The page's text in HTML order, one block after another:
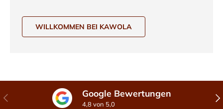
WILLKOMMEN BEI KAWOLA
Vorherige Google Bewertungen
4,8 von 5,0